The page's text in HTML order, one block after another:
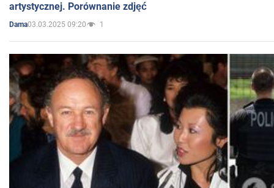
artystycznej. Porównanie zdjęć
Dama03.03.2025 09:20 1